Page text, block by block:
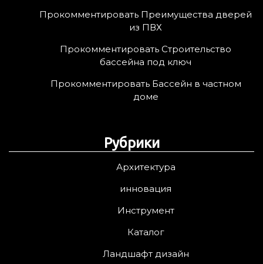
Прокомментировать Преимущества дверей
из ПВХ
Прокомментировать Строительство
бассейна под ключ
Прокомментировать Бассейн в частном
доме
Рубрики
Архитектура
инновация
Инструмент
Каталог
Ландшафт дизайн